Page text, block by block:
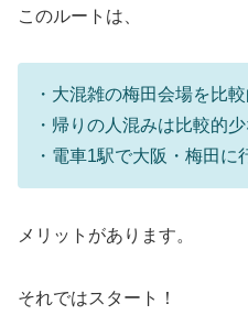
このルートは、
・大混雑の梅田会場を比
・帰りの人混みは比較的少
・電車1駅で大阪・梅田に
メリットがあります。
それではスタート！